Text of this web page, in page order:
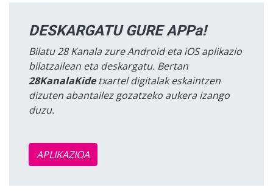
DESKARGATU GURE APPa!
Bilatu 28 Kanala zure Android eta iOS aplikazio
bilatzailean eta deskargatu. Bertan
28KanalaKidetxartel digitalak eskaintzen
dizuten abantailez gozatzeko aukera izango
duzu.
APLIKAZIOA